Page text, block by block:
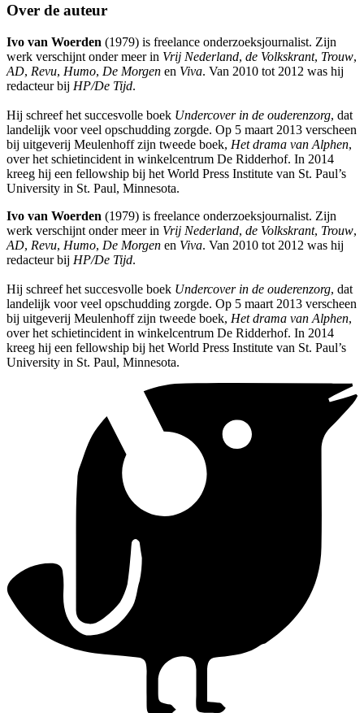
Over de auteur
Ivo van Woerden (1979) is freelance onderzoeksjournalist. Zijn
werk verschijnt onder meer in Vrij Nederland, de Volkskrant, Trouw,
AD, Revu, Humo, De Morgen en Viva. Van 2010 tot 2012 was hij
redacteur bij HP/De Tijd.
Hij schreef het succesvolle boek Undercover in de ouderenzorg, dat
landelijk voor veel opschudding zorgde. Op 5 maart 2013 verscheen
bij uitgeverij Meulenhoff zijn tweede boek, Het drama van Alphen,
over het schietincident in winkelcentrum De Ridderhof. In 2014
kreeg hij een fellowship bij het World Press Institute van St. Paul’s
University in St. Paul, Minnesota.
Ivo van Woerden (1979) is freelance onderzoeksjournalist. Zijn
werk verschijnt onder meer in Vrij Nederland, de Volkskrant, Trouw,
AD, Revu, Humo, De Morgen en Viva. Van 2010 tot 2012 was hij
redacteur bij HP/De Tijd.
Hij schreef het succesvolle boek Undercover in de ouderenzorg, dat
landelijk voor veel opschudding zorgde. Op 5 maart 2013 verscheen
bij uitgeverij Meulenhoff zijn tweede boek, Het drama van Alphen,
over het schietincident in winkelcentrum De Ridderhof. In 2014
kreeg hij een fellowship bij het World Press Institute van St. Paul’s
University in St. Paul, Minnesota.